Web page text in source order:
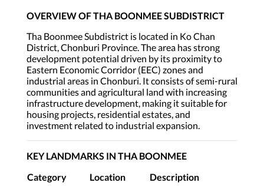
OVERVIEW OF THA BOONMEE SUBDISTRICT
Tha Boonmee Subdistrict is located in Ko Chan
District, Chonburi Province. The area has strong
development potential driven by its proximity to
Eastern Economic Corridor (EEC) zones and
industrial areas in Chonburi. It consists of semi-rural
communities and agricultural land with increasing
infrastructure development, making it suitable for
housing projects, residential estates, and
investment related to industrial expansion.
KEY LANDMARKS IN THA BOONMEE
Category
Location
Description